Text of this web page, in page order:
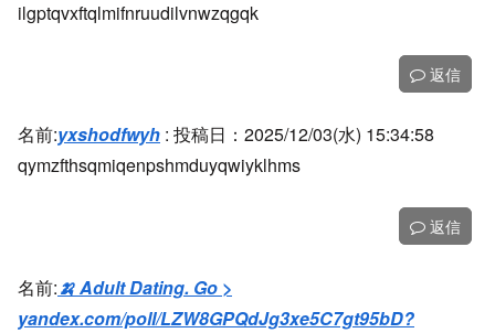
ilgptqvxftqlmifnruudilvnwzqgqk
返信
名前:yxshodfwyh : 投稿日：2025/12/03(水) 15:34:58
qymzfthsqmiqenpshmduyqwiyklhms
返信
名前:🍌 Adult Dating. Go >
yandex.com/poll/LZW8GPQdJg3xe5C7gt95bD?